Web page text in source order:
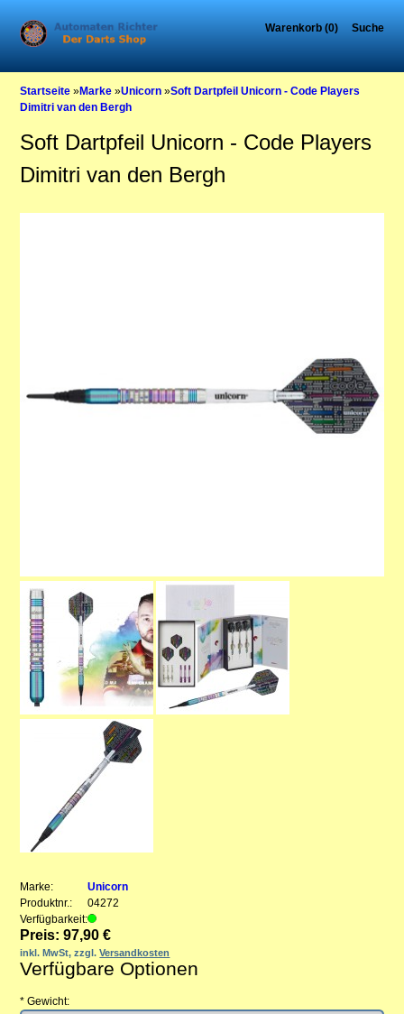
Warenkorb (0) Suche
Startseite »Marke »Unicorn »Soft Dartpfeil Unicorn - Code Players
Dimitri van den Bergh
Soft Dartpfeil Unicorn - Code Players
Dimitri van den Bergh
Marke:
Unicorn
Produktnr.:
04272
Verfügbarkeit:
Preis: 97,90 €
inkl. MwSt, zzgl.Versandkosten
Verfügbare Optionen
* Gewicht: